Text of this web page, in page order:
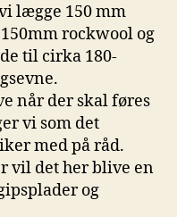
lægge 150 mm
rockwool og
til cirka 180-
når der skal føres
vi som det
med på råd.
vil det her blive en
og